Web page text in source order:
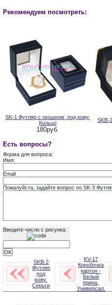
Рекомендуем посмотреть:
SK-1 Футляр с окошком, под кожу.
Кольцо
180руб.
SKB-
Есть вопросы?
Форма для вопроса:
Имя:
Email
Пожалуйста, задайте вопрос по SK-3
Введите число с рисунка:
SKB-2
Футляр
под
кожу.
Серьги
KV-17
Коробочка
картон -
Белый
принц.
Универсал.